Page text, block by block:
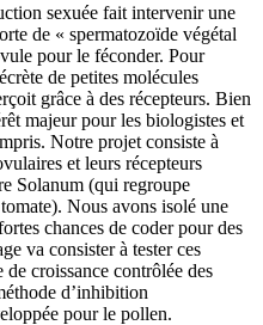
sexuée fait intervenir une
de « spermatozoïde végétal
pour le féconder. Pour
de petites molécules
grâce à des récepteurs. Bien
majeur pour les biologistes et
Notre projet consiste à
et leurs récepteurs
Solanum (qui regroupe
Nous avons isolé une
chances de coder pour des
va consister à tester ces
croissance contrôlée des
d’inhibition
pour le pollen.